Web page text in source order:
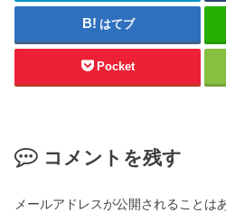
はてブ
Pocket
コメントを残す
メールアドレスが公開されることは